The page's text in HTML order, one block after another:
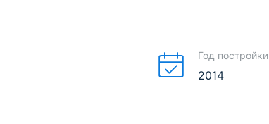
Год постройки
2014